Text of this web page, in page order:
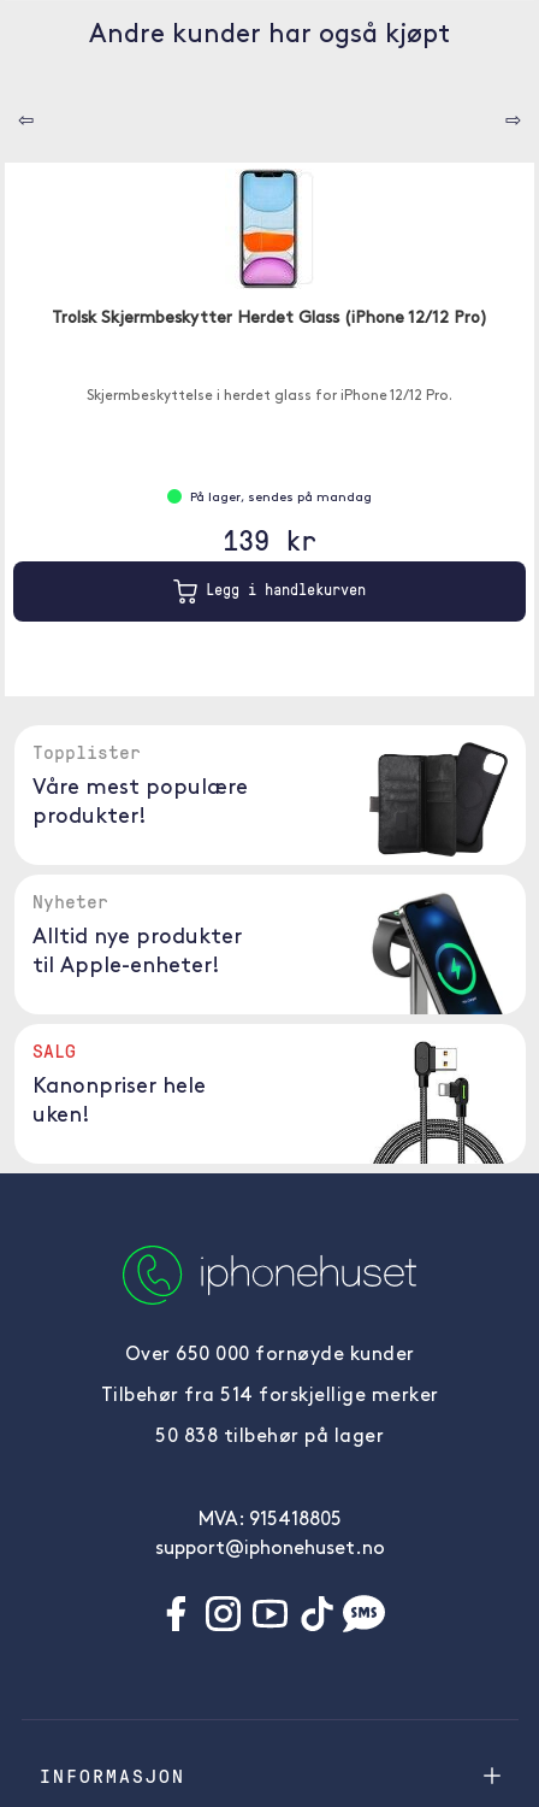
Andre kunder har også kjøpt
⇦ ⇨
Trolsk Skjermbeskytter Herdet Glass (iPhone 12/12 Pro)
Skjermbeskyttelse i herdet glass for iPhone 12/12 Pro.
På lager, sendes på mandag
139 kr
Legg i handlekurven
Topplister
Våre mest populære
produkter!
Nyheter
Alltid nye produkter
til Apple-enheter!
SALG
Kanonpriser hele
uken!
Over 650 000 fornøyde kunder
Tilbehør fra 514 forskjellige merker
50 838 tilbehør på lager
MVA: 915418805
support@iphonehuset.no
INFORMASJON